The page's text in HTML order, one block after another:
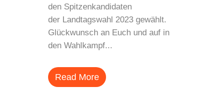
den Spitzenkandidaten
der Landtagswahl 2023 gewählt.
Glückwunsch an Euch und auf in
den Wahlkampf...
Read More